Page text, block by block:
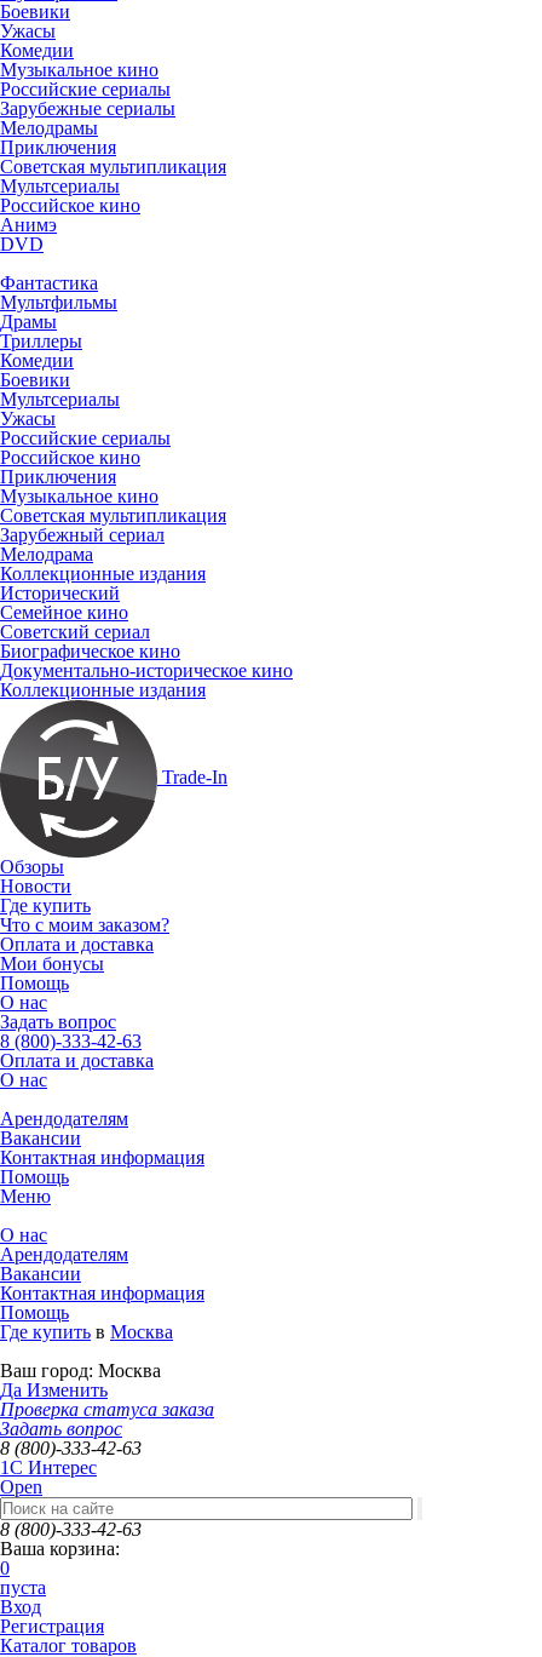
Боевики
Ужасы
Комедии
Музыкальное кино
Российские сериалы
Зарубежные сериалы
Мелодрамы
Приключения
Советская мультипликация
Мультсериалы
Российское кино
Анимэ
DVD
Фантастика
Мультфильмы
Драмы
Триллеры
Комедии
Боевики
Мультсериалы
Ужасы
Российские сериалы
Российское кино
Приключения
Музыкальное кино
Советская мультипликация
Зарубежный сериал
Мелодрама
Коллекционные издания
Исторический
Семейное кино
Советский сериал
Биографическое кино
Документально-историческое кино
Коллекционные издания
Trade-In
Обзоры
Новости
Где купить
Что с моим заказом?
Оплата и доставка
Мои бонусы
Помощь
О нас
Задать вопрос
8 (800)-333-42-63
Оплата и доставка
О нас
Арендодателям
Вакансии
Контактная информация
Помощь
Меню
О нас
Арендодателям
Вакансии
Контактная информация
Помощь
Где купить в Москва
Ваш город: Москва
Да Изменить
Проверка статуса заказа
Задать вопрос
8 (800)-333-42-63
1C Интерес
Open
8 (800)-333-42-63
Ваша корзина:
0
пуста
Вход
Регистрация
Каталог товаров